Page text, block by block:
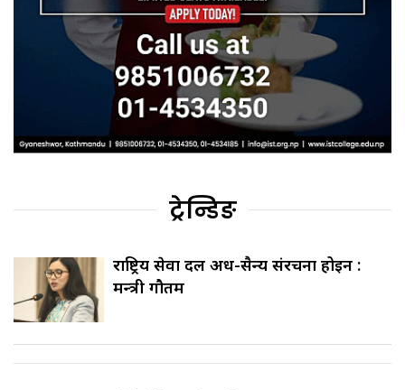
ट्रेन्डिङ
राष्ट्रिय सेवा दल अर्ध-सैन्य संरचना होइन :
मन्त्री गौतम